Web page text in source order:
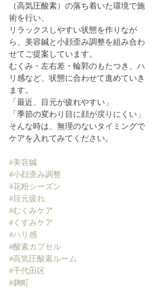
（高気圧酸素）の落ち着いた環境で施
術を行い、
リラックスしやすい状態を作りなが
ら、美容鍼と小顔歪み調整を組み合わ
せてご提案しています。
むくみ・左右差・輪郭のもたつき、ハ
リ感など、状態に合わせて進めていき
ます。
「最近、目元が疲れやすい」
「季節の変わり目に顔が戻りにくい」
そんな時は、無理のないタイミングで
ケアを入れてみてください。
#美容鍼
#小顔歪み調整
#花粉シーズン
#目元疲れ
#むくみケア
#くすみケア
#ハリ感
#酸素カプセル
#高気圧酸素ルーム
#千代田区
#麹町